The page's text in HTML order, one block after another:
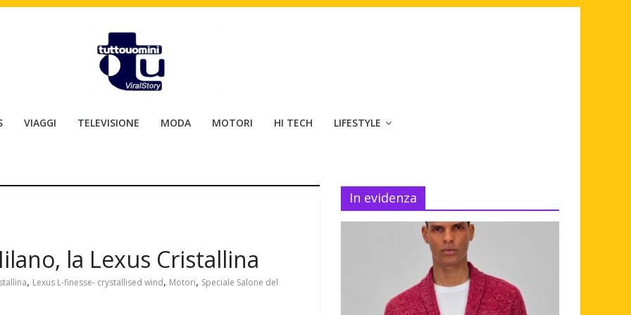
VIAGGI TELEVISIONE MODA MOTORI HI TECH LIFESTYLE
la Lexus Cristallina
, Lexus L-finesse- crystallised wind, Motori, Speciale Salone del
In evidenza